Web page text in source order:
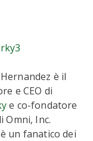
è il
e CEO di
e co-fondatore
Omni, Inc.
un fanatico dei